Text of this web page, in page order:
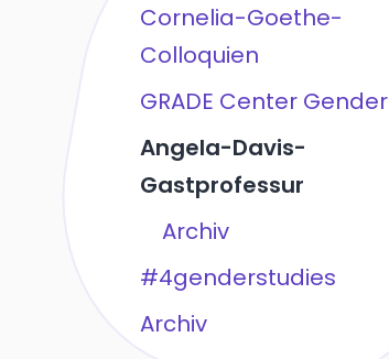
Cornelia-Goethe-
Colloquien
GRADE Center Gender
Angela-Davis-
Gastprofessur
Archiv
#4genderstudies
Archiv